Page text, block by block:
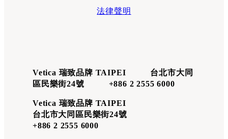
法律聲明
Vetica 瑞致品牌 TAIPEI 台北市大同
區民樂街24號 +886 2 2555 6000
Vetica 瑞致品牌 TAIPEI
台北市大同區民樂街24號
+886 2 2555 6000